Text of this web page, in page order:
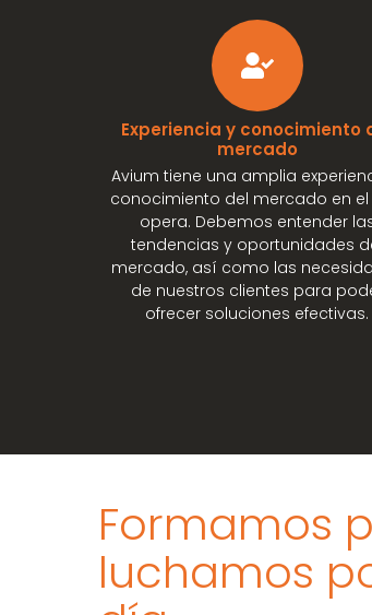
Experiencia y conocimiento
mercado
Avium tiene una amplia
conocimiento del mercado en el
opera. Debemos entender
tendencias y oportunidades
mercado, así como las
de nuestros clientes para
ofrecer soluciones efectivas.
Formamos
luchamos